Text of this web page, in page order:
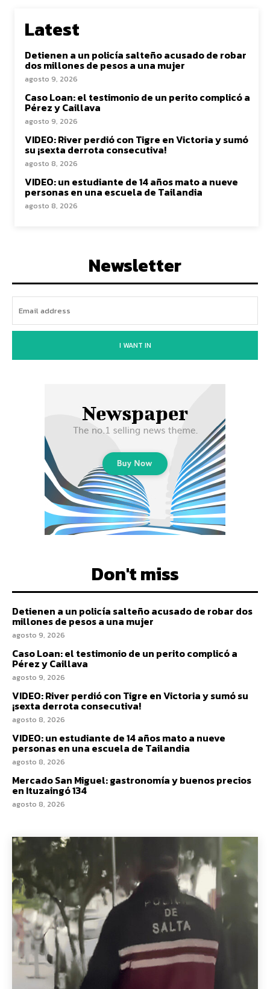
Latest
Detienen a un policía salteño acusado de robar
dos millones de pesos a una mujer
agosto 9, 2026
Caso Loan: el testimonio de un perito complicó a
Pérez y Caillava
agosto 9, 2026
VIDEO: River perdió con Tigre en Victoria y sumó
su ¡sexta derrota consecutiva!
agosto 8, 2026
VIDEO: un estudiante de 14 años mato a nueve
personas en una escuela de Tailandia
agosto 8, 2026
Newsletter
I WANT IN
Don't miss
Detienen a un policía salteño acusado de robar dos
millones de pesos a una mujer
agosto 9, 2026
Caso Loan: el testimonio de un perito complicó a
Pérez y Caillava
agosto 9, 2026
VIDEO: River perdió con Tigre en Victoria y sumó su
¡sexta derrota consecutiva!
agosto 8, 2026
VIDEO: un estudiante de 14 años mato a nueve
personas en una escuela de Tailandia
agosto 8, 2026
Mercado San Miguel: gastronomía y buenos precios
en Ituzaingó 134
agosto 8, 2026